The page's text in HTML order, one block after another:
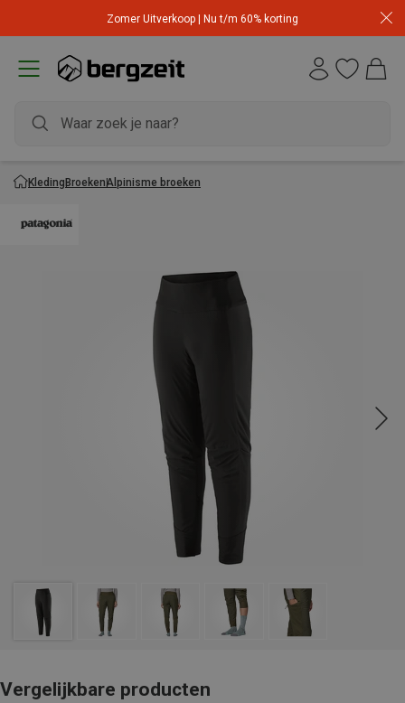
Zomer Uitverkoop | Nu t/m 60% korting
KledingBroekenAlpinisme broeken
Vergelijkbare producten